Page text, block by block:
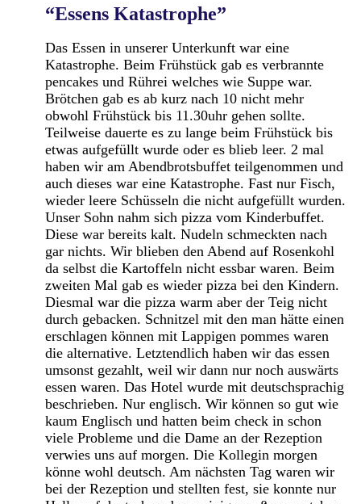
“Essens Katastrophe”
Das Essen in unserer Unterkunft war eine
Katastrophe. Beim Frühstück gab es verbrannte
pencakes und Rührei welches wie Suppe war.
Brötchen gab es ab kurz nach 10 nicht mehr
obwohl Frühstück bis 11.30uhr gehen sollte.
Teilweise dauerte es zu lange beim Frühstück bis
etwas aufgefüllt wurde oder es blieb leer. 2 mal
haben wir am Abendbrotsbuffet teilgenommen und
auch dieses war eine Katastrophe. Fast nur Fisch,
wieder leere Schüsseln die nicht aufgefüllt wurden.
Unser Sohn nahm sich pizza vom Kinderbuffet.
Diese war bereits kalt. Nudeln schmeckten nach
gar nichts. Wir blieben den Abend auf Rosenkohl
da selbst die Kartoffeln nicht essbar waren. Beim
zweiten Mal gab es wieder pizza bei den Kindern.
Diesmal war die pizza warm aber der Teig nicht
durch gebacken. Schnitzel mit den man hätte einen
erschlagen können mit Lappigen pommes waren
die alternative. Letztendlich haben wir das essen
umsonst gezahlt, weil wir dann nur noch auswärts
essen waren. Das Hotel wurde mit deutschsprachig
beschrieben. Nur englisch. Wir können so gut wie
kaum Englisch und hatten beim check in schon
viele Probleme und die Dame an der Rezeption
verwies uns auf morgen. Die Kollegin morgen
könne wohl deutsch. Am nächsten Tag waren wir
bei der Rezeption und stellten fest, sie konnte nur